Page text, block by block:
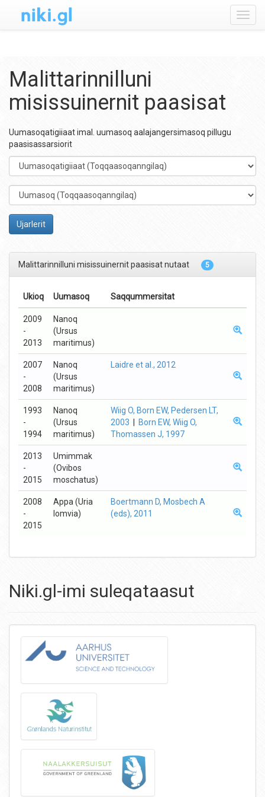
Malittarinnilluni
misissuinernit paasisat
Uumasoqatigiiaat imal. uumasoq aalajangersimasoq pillugu
paasisassarsiorit
Dyregruppe
Art
Ujarlerit
Malittarinnilluni misissuinernit paasisat nutaat 5
Ukioq Uumasoq Saqqummersitat
2009
-
2013
Nanoq
(Ursus
maritimus)
2007
-
2008
Nanoq
(Ursus
maritimus)
Laidre et al., 2012
1993
-
1994
Nanoq
(Ursus
maritimus)
Wiig O, Born EW, Pedersen LT,
2003
Born EW, Wiig O,
Thomassen J, 1997
2013
-
2015
Umimmak
(Ovibos
moschatus)
2008
-
2015
Appa (Uria
lomvia)
Boertmann D, Mosbech A
(eds), 2011
Niki.gl-imi suleqataasut